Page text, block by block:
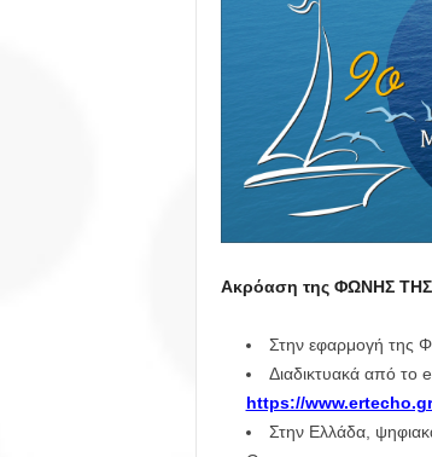
Ακρόαση της ΦΩΝΗΣ
Στην εφαρμογή της
Διαδικτυακά από το
https://
Στην Ελλάδα,